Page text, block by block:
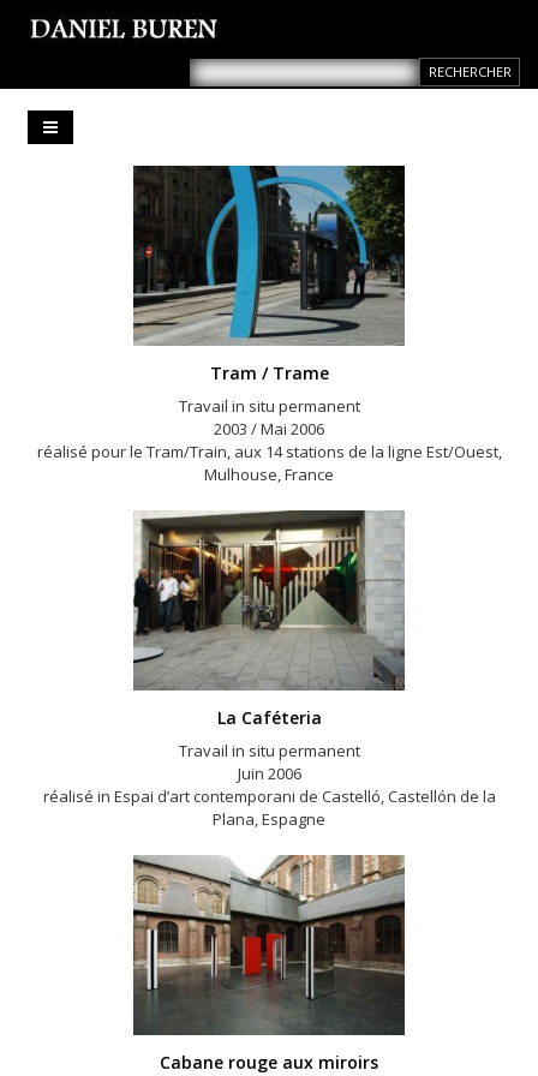
Tram / Trame
Travail in situ permanent
2003 / Mai 2006
réalisé pour le Tram/Train, aux 14 stations de la ligne Est/Ouest,
Mulhouse, France
La Caféteria
Travail in situ permanent
Juin 2006
réalisé in Espai d’art contemporani de Castelló, Castellón de la
Plana, Espagne
Cabane rouge aux miroirs